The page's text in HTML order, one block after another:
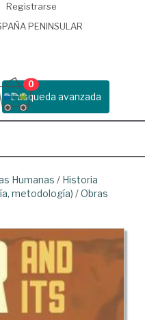
Registrarse
PENINSULAR
Busqueda avanzada
0
Humanas / Historia
metodología) /Obras